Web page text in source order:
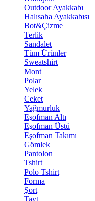
Outdoor Ayakkabı
Halısaha Ayakkabısı
Bot&Çizme
Terlik
Sandalet
Tüm Ürünler
Sweatshirt
Mont
Polar
Yelek
Ceket
Yağmurluk
Eşofman Altı
Eşofman Üstü
Eşofman Takımı
Gömlek
Pantolon
Tshirt
Polo Tshirt
Forma
Şort
Tayt